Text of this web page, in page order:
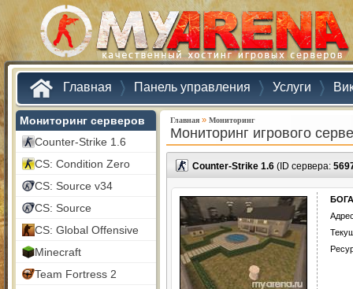
Главная Панель управления Услуги
Мониторинг серверов
Counter-Strike 1.6
CS: Condition Zero
CS: Source v34
CS: Source
CS: Global Offensive
Minecraft
Team Fortress 2
Главная » Мониторинг
Мониторинг игрового
Counter-Strike 1.6 (ID сервера: